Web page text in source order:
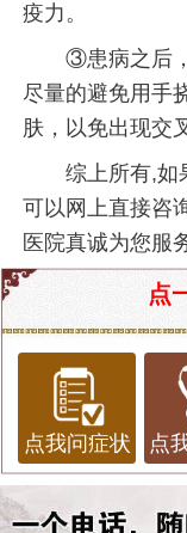
疫力。
③患病之后，
尽量的避免用手
肤，以免出现交
综上所有,如果
可以网上直接咨
医院真诚为您服
点
点我问症状 点